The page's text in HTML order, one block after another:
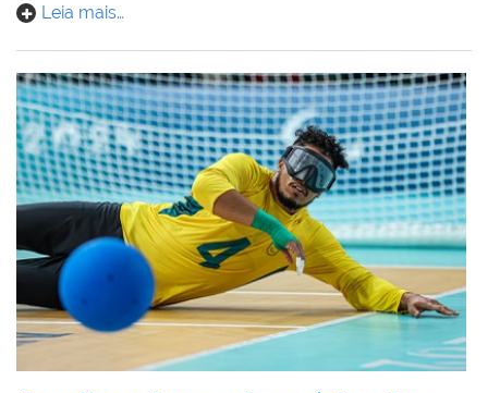
Leia mais…